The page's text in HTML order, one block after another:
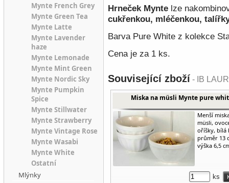
Hrneček Mynte lze
cukřenkou, mléčenkou,
Barva Pure White z kolekce
Cena je za 1 ks.
Související zboží - IB
Miska na müsli Mynte pure
Menší
müsli,
oříšky, bílá
průměr 13
výška 6,5
ks
Mynte French Grey
Mynte Green Tea
Mynte Latte
Mynte Lavender
haze
Mynte Lemonade
Mynte Mint Green
Mynte Nordic Sky
Mynte Pumpkin
Spice
Mynte Stillwater
Mynte Strawberry
Mynte Vintage Rose
Mynte Wasabi
Mynte White
Ostatní
Mlýnky